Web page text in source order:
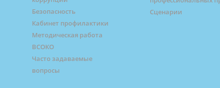
Безопасность
Кабинет профилактики
Методическая работа
ВСОКО
Часто задаваемые
вопросы
Сценарии